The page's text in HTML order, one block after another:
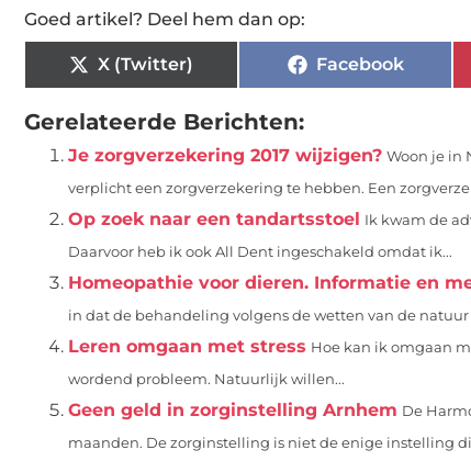
Goed artikel? Deel hem dan op:
X (Twitter) Facebook
Gerelateerde Berichten:
Je zorgverzekering 2017 wijzigen? Woon je in
verplicht een zorgverzekering te hebben. Een
Op zoek naar een tandartsstoel Ik kwam de
Daarvoor heb ik ook All Dent ingeschakeld omdat ik...
Homeopathie voor dieren. Informatie en
in dat de behandeling volgens de wetten van de
Leren omgaan met stress Hoe kan ik omgaan
wordend probleem. Natuurlijk willen...
Geen geld in zorginstelling Arnhem De
maanden. De zorginstelling is niet de enige instelling